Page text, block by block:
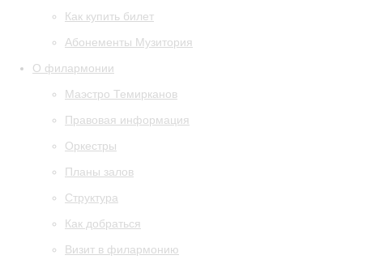
Как купить билет
Абонементы Музитория
О филармонии
Маэстро Темирканов
Правовая информация
Оркестры
Планы залов
Структура
Как добраться
Визит в филармонию